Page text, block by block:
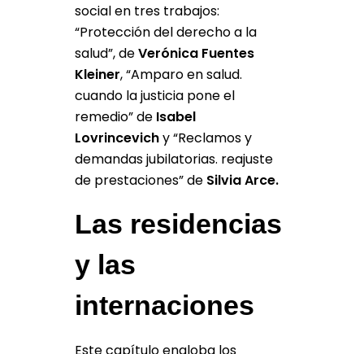
social en tres trabajos:
“Protección del derecho a la
salud”, deVerónica Fuentes
Kleiner, “Amparo en salud.
cuando la justicia pone el
remedio” de Isabel
Lovrincevichy “Reclamos y
demandas jubilatorias. reajuste
de prestaciones” deSilvia Arce.
Las residencias
y las
internaciones
Este capítulo engloba los